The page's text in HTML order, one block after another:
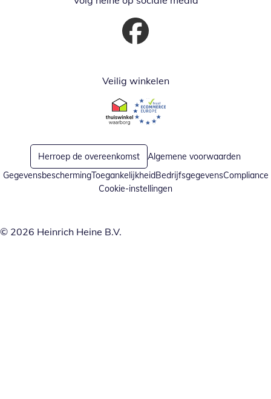
Opent in nieuw venster
Veilig winkelen
Opent in nieuw venster
Opent in nieuw venster
Herroep de overeenkomst
Algemene voorwaarden
GegevensbeschermingToegankelijkheidBedrijfsgegevensCompliance
Cookie-instellingen
© 2026 Heinrich Heine B.V.